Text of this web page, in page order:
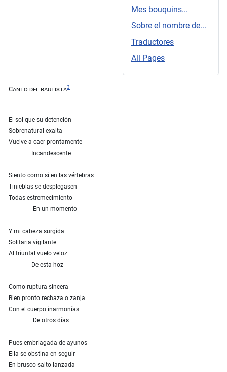
Mes bouquins...
Sobre el nombre de...
Traductores
All Pages
Canto del bautista3
El sol que su detención
Sobrenatural exalta
Vuelve a caer prontamente
Incandescente
Siento como si en las vértebras
Tinieblas se desplegasen
Todas estremecimiento
En un momento
Y mi cabeza surgida
Solitaria vigilante
Al triunfal vuelo veloz
De esta hoz
Como ruptura sincera
Bien pronto rechaza o zanja
Con el cuerpo inarmonías
De otros días
Pues embriagada de ayunos
Ella se obstina en seguir
En brusco salto lanzada